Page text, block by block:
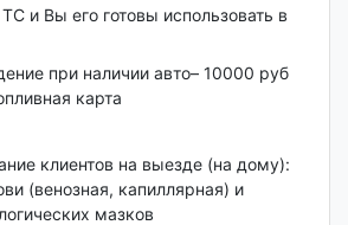
и Вы его готовы использовать в
при наличии авто– 10000 руб
карта
клиентов на выезде (на дому):
(венозная, капиллярная) и
мазков